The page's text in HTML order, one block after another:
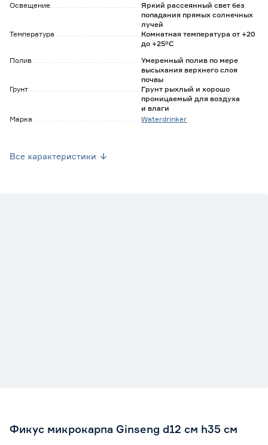
Освещение
Яркий рассеянный свет без
попадания прямых солнечных
лучей
Температура
Комнатная температура от +20
до +25°C
Полив
Умеренный полив по мере
высыхания верхнего слоя
почвы
Грунт
Грунт рыхлый и хорошо
проницаемый для воздуха
и влаги
Марка
Waterdrinker
Все характеристики
Фикус микрокарпа Ginseng d12 см h35 см